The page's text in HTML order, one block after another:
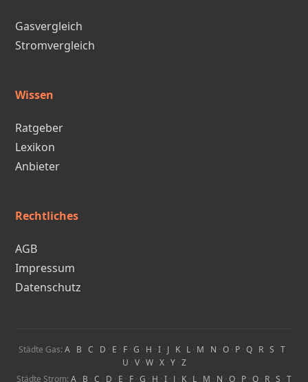
Gasvergleich
Stromvergleich
Wissen
Ratgeber
Lexikon
Anbieter
Rechtliches
AGB
Impressum
Datenschutz
Städte Gas: A · B · C · D · E · F · G · H · I · J · K · L · M · N · O · P · Q · R · S · T ·
U · V· W· X· Y· Z
Städte Strom: A · B · C · D · E · F · G · H · I · J · K · L · M · N · O · P · Q · R · S · T